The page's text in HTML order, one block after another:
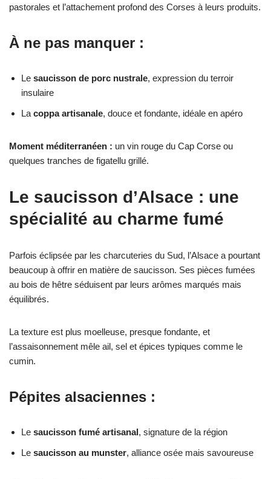
pastorales et l’attachement profond des Corses à leurs produits.
À ne pas manquer :
Le saucisson de porc nustrale, expression du terroir
insulaire
La coppa artisanale, douce et fondante, idéale en apéro
Moment méditerranéen : un vin rouge du Cap Corse ou
quelques tranches de figatellu grillé.
Le saucisson d’Alsace : une
spécialité au charme fumé
Parfois éclipsée par les charcuteries du Sud, l’Alsace a pourtant
beaucoup à offrir en matière de saucisson. Ses pièces fumées
au bois de hêtre séduisent par leurs arômes marqués mais
équilibrés.
La texture est plus moelleuse, presque fondante, et
l’assaisonnement mêle ail, sel et épices typiques comme le
cumin.
Pépites alsaciennes :
Le saucisson fumé artisanal, signature de la région
Le saucisson au munster, alliance osée mais savoureuse